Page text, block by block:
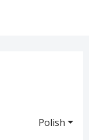
Polish